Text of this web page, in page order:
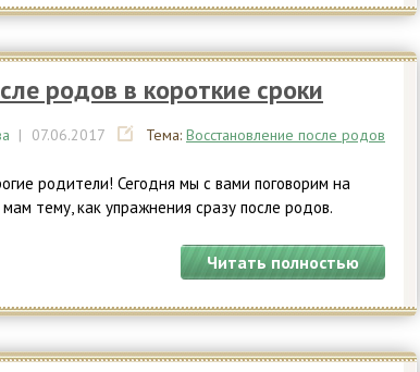
родов в короткие сроки
| 07.06.2017 Тема: Восстановление после родов
родители! Сегодня мы с вами поговорим на
тему, как упражнения сразу после родов.
Читать полностью